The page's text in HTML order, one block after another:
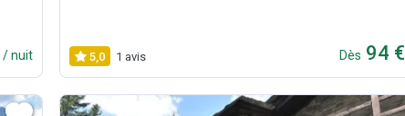
/ nuit 5,0 1 avis Dès 94 €